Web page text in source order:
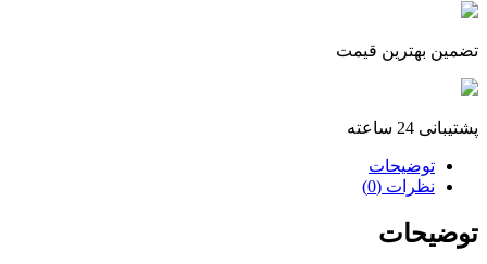
تضمین بهترین قیمت
پشتیبانی 24 ساعته
توضیحات
نظرات (0)
توضیحات